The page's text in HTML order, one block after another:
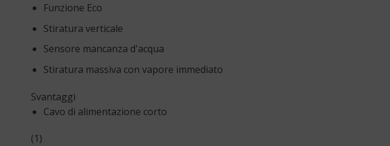
Funzione Eco
Stiratura verticale
Sensore mancanza d'acqua
Stiratura massiva con vapore immediato
Svantaggi
Cavo di alimentazione corto
(1)